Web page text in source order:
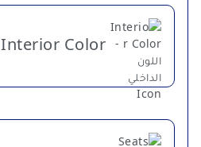
Interior Color